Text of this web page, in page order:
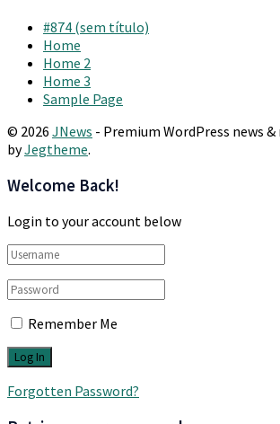
#874 (sem título)
Home
Home 2
Home 3
Sample Page
© 2026 JNews - Premium WordPress news
byJegtheme.
Welcome Back!
Login to your account below
Remember Me
Forgotten Password?